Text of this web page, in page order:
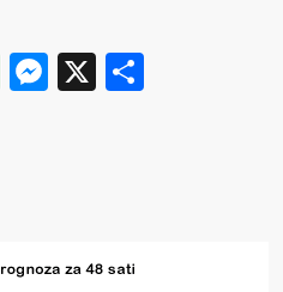
WhatsApp
Messenger
X